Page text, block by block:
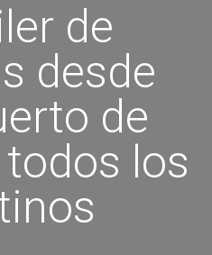
de
desde
de
los